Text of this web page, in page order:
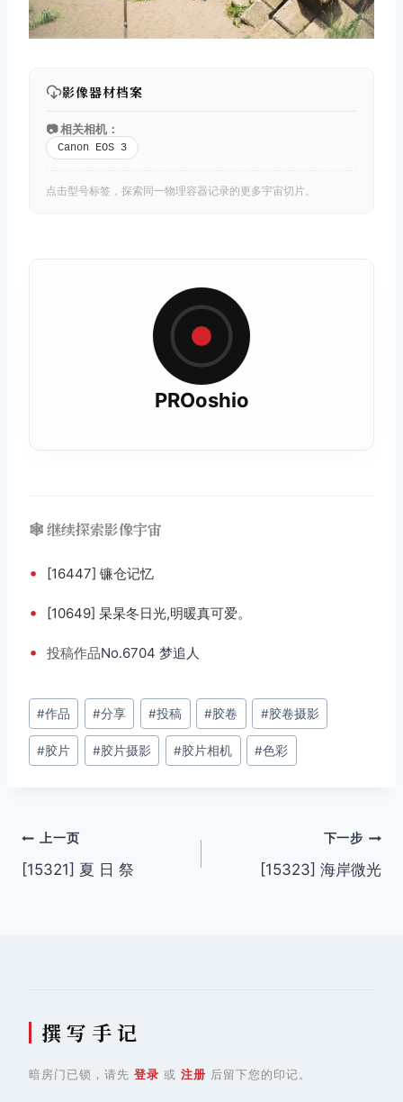
影像器材档案
📷 相关相机：
Canon EOS 3
点击型号标签，探索同一物理容器记录的更多宇宙切片。
PROoshio
🕸️ 继续探索影像宇宙
• [16447] 镰仓记忆
• [10649] 杲杲冬日光,明暖真可爱。
• 投稿作品No.6704 梦追人
文
章
标
#作品 #分享 #投稿 #胶卷 #胶卷摄影
#胶片 #胶片摄影 #胶片相机 #色彩
文
章
上一页
[15321] 夏 日 祭
下一步
[15323] 海岸微光
撰 写 手 记
暗房门已锁，请先 登录 或 注册 后留下您的印记。